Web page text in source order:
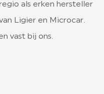
als erken hersteller
Ligier en Microcar.
vast bij ons.